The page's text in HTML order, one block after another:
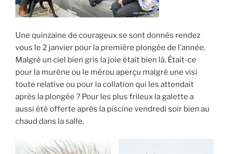
Une quinzaine de courageux se sont donnés rendez
vous le 2 janvier pour la première plongée de l’année.
Malgré un ciel bien gris la joie était bien là. Était-ce
pour la murène ou le mérou aperçu malgré une visi
toute relative ou pour la collation qui les attendait
après la plongée ? Pour les plus frileux la galette a
aussi été offerte après la piscine vendredi soir bien au
chaud dans la salle.